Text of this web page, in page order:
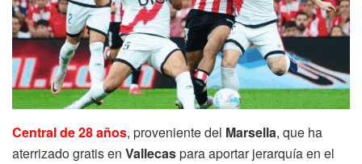
Central de 28 años, proveniente del Marsella, que ha
aterrizado gratis en Vallecaspara aportar jerarquía en el